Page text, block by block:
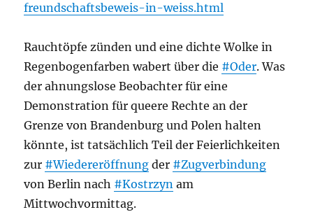
freundschaftsbeweis-in-weiss.html
Rauchtöpfe zünden und eine dichte Wolke in
Regenbogenfarben wabert über die #Oder. Was
der ahnungslose Beobachter für eine
Demonstration für queere Rechte an der
Grenze von Brandenburg und Polen halten
könnte, ist tatsächlich Teil der Feierlichkeiten
zur #Wiedereröffnung der #Zugverbindung
von Berlin nach #Kostrzyn am
Mittwochvormittag.